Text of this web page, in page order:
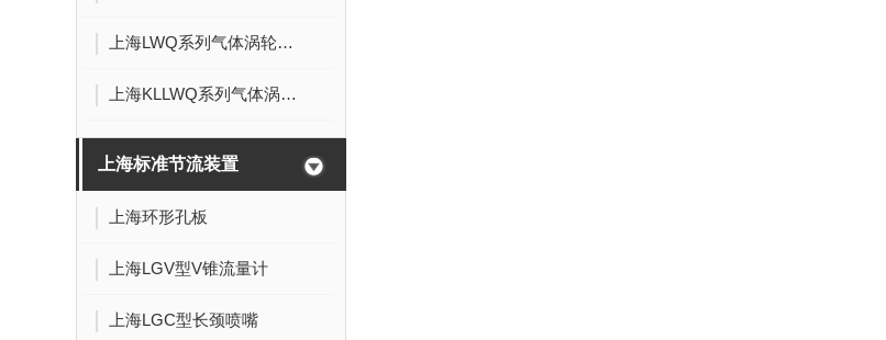
上海LWQ系列气体涡轮流量计
上海KLLWQ系列气体涡轮流量计
上海标准节流装置
上海环形孔板
上海LGV型V锥流量计
上海LGC型长颈喷嘴